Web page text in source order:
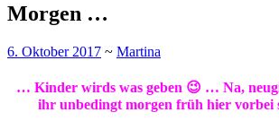
Morgen …
6. Oktober 2017 ~ Martina
… Kinder wirds was geben 😉 … Na,
ihr unbedingt morgen früh hier vorbei